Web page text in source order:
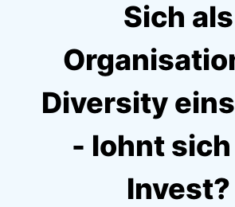
Sich als
Diversity
- lohnt
Invest?